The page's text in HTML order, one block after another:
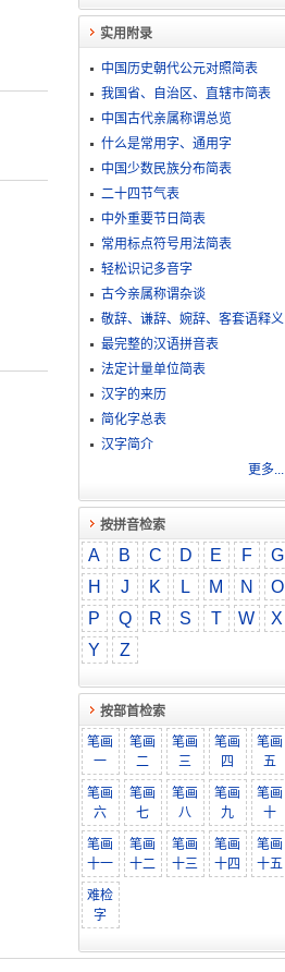
实用附录
中国历史朝代公元对照简表
我国省、自治区、直辖市简表
中国古代亲属称谓总览
什么是常用字、通用字
中国少数民族分布简表
二十四节气表
中外重要节日简表
常用标点符号用法简表
轻松识记多音字
古今亲属称谓杂谈
敬​辞​、​谦​辞​、​婉​辞​、​客​套​语​释​义
最完整的汉语拼音表
法定计量单位简表
汉字的来历
简化字总表
汉字简介
更多...
按拼音检索
A B C D E F
G
H
J K L M N
O
P
Q R S T W
X
Y
Z
按部首检索
笔画
一
笔画
二
笔画
三
笔画
四
笔画
五
笔画
六
笔画
七
笔画
八
笔画
九
笔画
十
笔画
十一
笔画
十二
笔画
十三
笔画
十四
笔画
十五
难检
字